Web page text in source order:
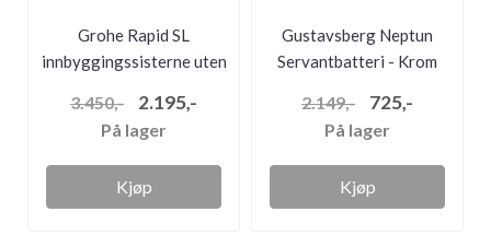
Grohe Rapid SL
innbyggingssisterne uten
3.450,- 2.195,-
På lager
Kjøp
Gustavsberg Neptun
Servantbatteri - Krom
2.149,- 725,-
På lager
Kjøp